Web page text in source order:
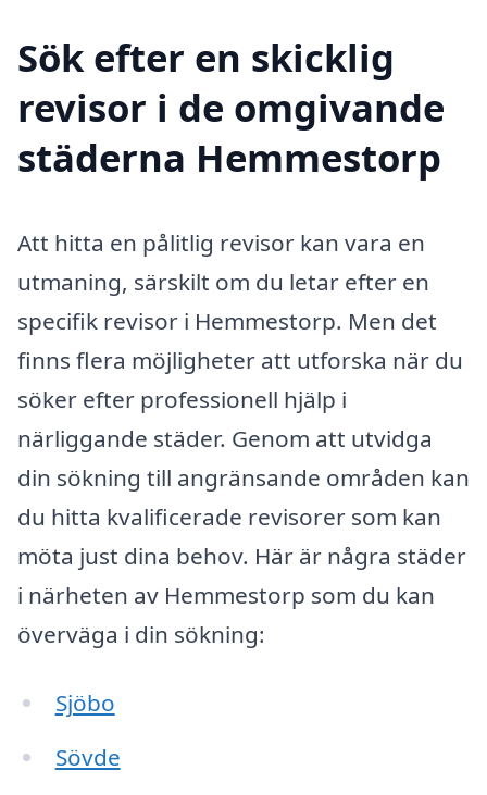
Sök efter en skicklig
revisor i de omgivande
städerna Hemmestorp
Att hitta en pålitlig revisor kan vara en
utmaning, särskilt om du letar efter en
specifik revisor i Hemmestorp. Men det
finns flera möjligheter att utforska när du
söker efter professionell hjälp i
närliggande städer. Genom att utvidga
din sökning till angränsande områden kan
du hitta kvalificerade revisorer som kan
möta just dina behov. Här är några städer
i närheten av Hemmestorp som du kan
överväga i din sökning:
Sjöbo
Sövde